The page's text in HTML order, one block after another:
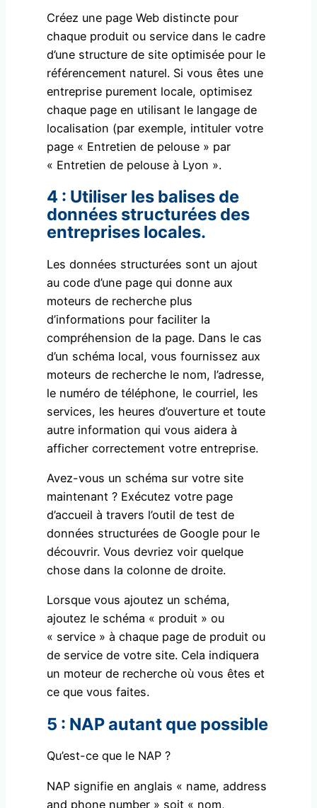
Créez une page Web distincte pour
chaque produit ou service dans le cadre
d’une structure de site optimisée pour le
référencement naturel. Si vous êtes une
entreprise purement locale, optimisez
chaque page en utilisant le langage de
localisation (par exemple, intituler votre
page « Entretien de pelouse » par
« Entretien de pelouse à Lyon ».
4 : Utiliser les balises de
données structurées des
entreprises locales.
Les données structurées sont un ajout
au code d’une page qui donne aux
moteurs de recherche plus
d’informations pour faciliter la
compréhension de la page. Dans le cas
d’un schéma local, vous fournissez aux
moteurs de recherche le nom, l’adresse,
le numéro de téléphone, le courriel, les
services, les heures d’ouverture et toute
autre information qui vous aidera à
afficher correctement votre entreprise.
Avez-vous un schéma sur votre site
maintenant ? Exécutez votre page
d’accueil à travers l’outil de test de
données structurées de Google pour le
découvrir. Vous devriez voir quelque
chose dans la colonne de droite.
Lorsque vous ajoutez un schéma,
ajoutez le schéma « produit » ou
« service » à chaque page de produit ou
de service de votre site. Cela indiquera
un moteur de recherche où vous êtes et
ce que vous faites.
5 : NAP autant que possible
Qu’est-ce que le NAP ?
NAP signifie en anglais « name, address
and phone number » soit « nom,